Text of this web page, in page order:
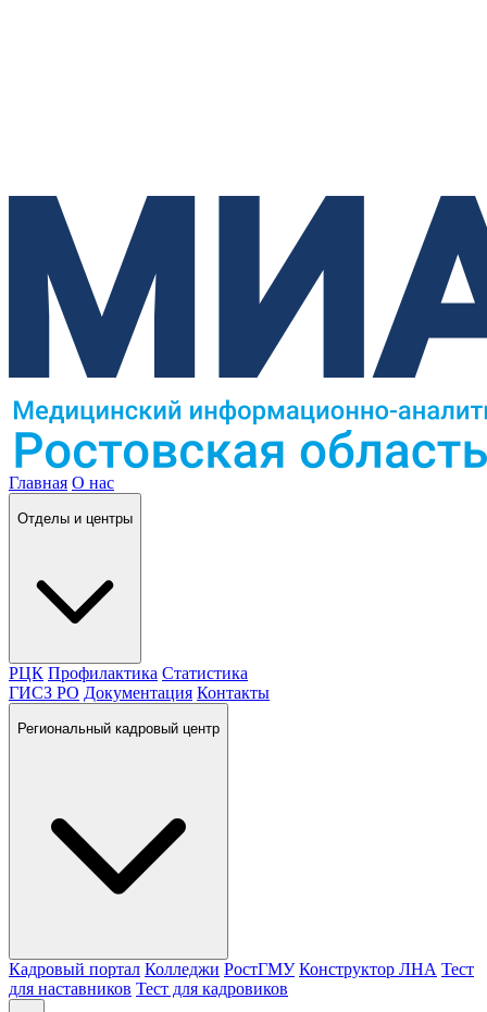
Главная О нас
Отделы и центры
РЦК Профилактика Статистика
ГИСЗ РО Документация Контакты
Региональный кадровый центр
Кадровый портал Колледжи РостГМУ Конструктор ЛНА Тест
для наставников Тест для кадровиков